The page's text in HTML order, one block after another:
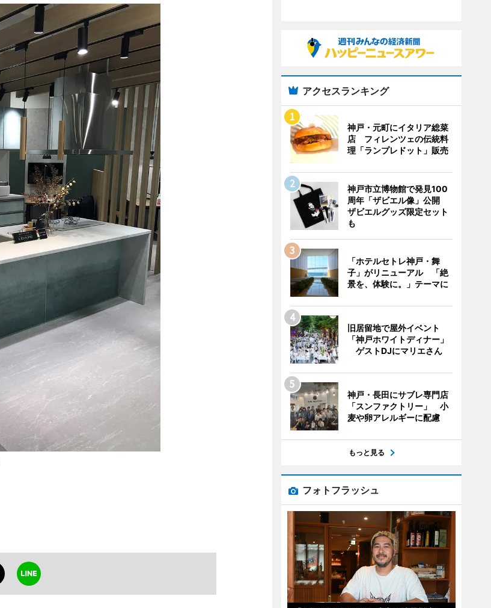
アクセスランキング
神戸・元町にイタリア総菜
店 フィレンツェの伝統料
理「ランプレドット」販売
神戸市立博物館で発見100
周年「ザビエル像」公開
ザビエルグッズ限定セット
も
「ホテルセトレ神戸・舞
子」がリニューアル 「絶
景を、体験に。」テーマに
旧居留地で屋外イベント
「神戸ホワイトディナー」
ゲストDJにマリエさん
神戸・長田にサブレ専門店
「スンファクトリー」 小
麦や卵アレルギーに配慮
もっと見る
フォトフラッシュ